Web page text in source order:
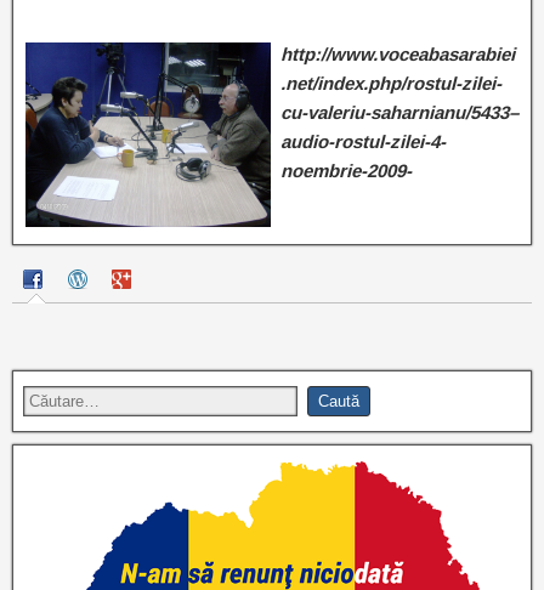
http://www.voceabasarabiei
.net/index.php/rostul-zilei-
cu-valeriu-saharnianu/5433–
audio-rostul-zilei-4-
noembrie-2009-